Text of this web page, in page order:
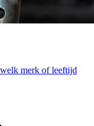
merk of leeftijd